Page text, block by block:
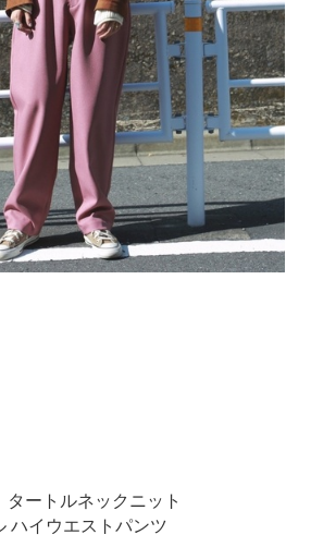
ートルネックニット
ハイウエストパンツ